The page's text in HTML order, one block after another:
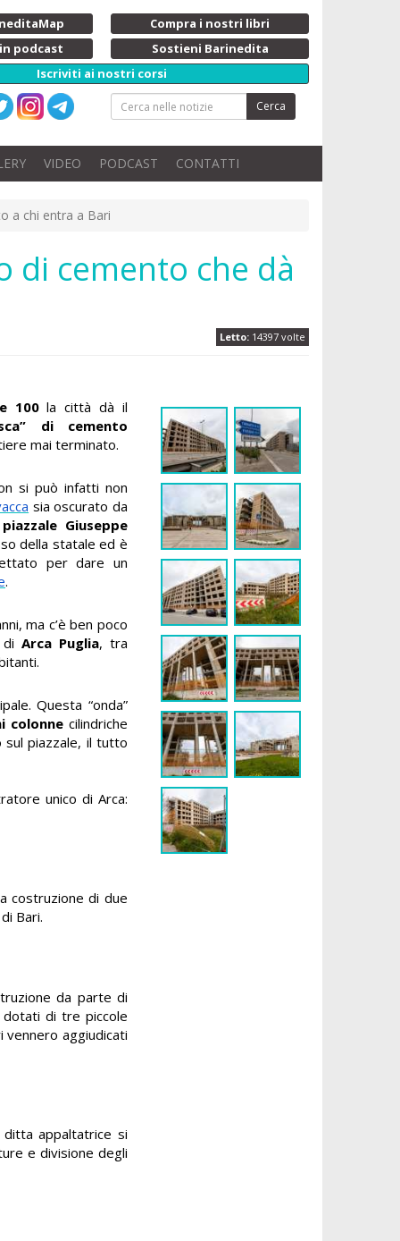
Compra i nostri libri
podcast
Sostieni Barinedita
Iscriviti ai nostri corsi
Cerca
VIDEO PODCAST CONTATTI
a chi entra a Bari
di cemento che dà
Letto: 14397 volte
100la città dà il
di cemento
mai terminato.
si può infatti non
sia oscurato da
piazzale Giuseppe
della statale ed è
per dare un
.
ma c’è ben poco
Arca Puglia, tra
Questa “onda”
colonne cilindriche
sul piazzale, il tutto
unico di Arca:
costruzione di due
Bari.
da parte di
dotati di tre piccole
vennero aggiudicati
appaltatrice si
e divisione degli